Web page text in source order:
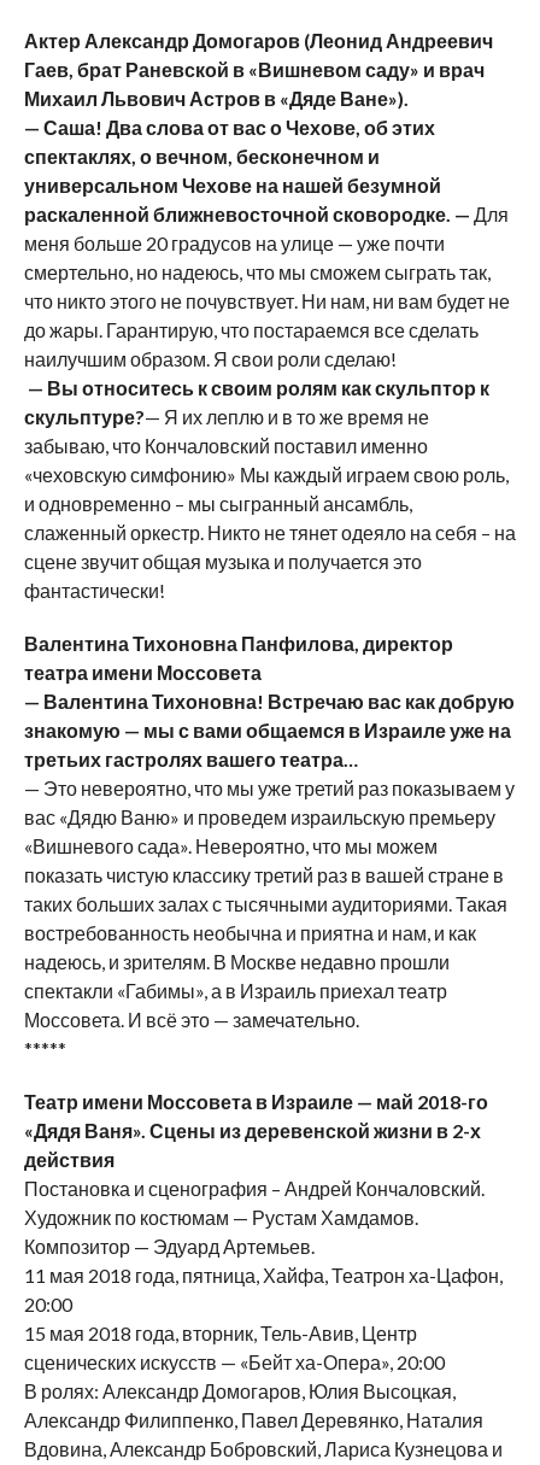
Актер Александр Домогаров (Леонид Андреевич
Гаев, брат Раневской в «Вишневом саду» и врач
Михаил Львович Астров в «Дяде Ване»).
— Саша! Два слова от вас о Чехове, об этих
спектаклях, о вечном, бесконечном и
универсальном Чехове на нашей безумной
раскаленной ближневосточной сковородке. — Для
меня больше 20 градусов на улице — уже почти
смертельно, но надеюсь, что мы сможем сыграть так,
что никто этого не почувствует. Ни нам, ни вам будет не
до жары. Гарантирую, что постараемся все сделать
наилучшим образом. Я свои роли сделаю!
— Вы относитесь к своим ролям как скульптор к
скульптуре?— Я их леплю и в то же время не
забываю, что Кончаловский поставил именно
«чеховскую симфонию» Мы каждый играем свою роль,
и одновременно – мы сыгранный ансамбль,
слаженный оркестр. Никто не тянет одеяло на себя – на
сцене звучит общая музыка и получается это
фантастически!
Валентина Тихоновна Панфилова, директор
театра имени Моссовета
— Валентина Тихоновна! Встречаю вас как добрую
знакомую — мы с вами общаемся в Израиле уже на
третьих гастролях вашего театра…
— Это невероятно, что мы уже третий раз показываем у
вас «Дядю Ваню» и проведем израильскую премьеру
«Вишневого сада». Невероятно, что мы можем
показать чистую классику третий раз в вашей стране в
таких больших залах с тысячными аудиториями. Такая
востребованность необычна и приятна и нам, и как
надеюсь, и зрителям. В Москве недавно прошли
спектакли «Габимы», а в Израиль приехал театр
Моссовета. И всё это — замечательно.
*****
Театр имени Моссовета в Израиле — май 2018-го
«Дядя Ваня». Сцены из деревенской жизни в 2-х
действия
Постановка и сценография – Андрей Кончаловский.
Художник по костюмам — Рустам Хамдамов.
Композитор — Эдуард Артемьев.
11 мая 2018 года, пятница, Хайфа, Театрон ха-Цафон,
20:00
15 мая 2018 года, вторник, Тель-Авив, Центр
сценических искусств — «Бейт ха-Опера», 20:00
В ролях: Александр Домогаров, Юлия Высоцкая,
Александр Филиппенко, Павел Деревянко, Наталия
Вдовина, Александр Бобровский, Лариса Кузнецова и